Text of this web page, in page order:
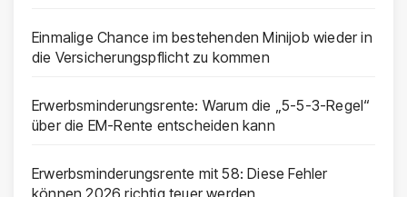
Einmalige Chance im bestehenden Minijob wieder in
die Versicherungspflicht zu kommen
Erwerbsminderungsrente: Warum die „5-5-3-Regel“
über die EM-Rente entscheiden kann
Erwerbsminderungsrente mit 58: Diese Fehler